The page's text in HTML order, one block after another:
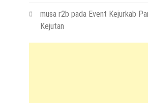
musa r2b pada Event Kejurkab
Kejutan